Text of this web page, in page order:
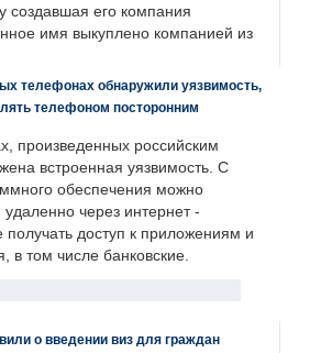
создавшая его компания
имя выкуплено компанией из
телефонах обнаружили уязвимость,
телефоном посторонним
произведенных российским
встроенная уязвимость. С
обеспечения можно
удаленно через интернет -
доступ к приложениям и
в том числе банковские.
о введении виз для граждан